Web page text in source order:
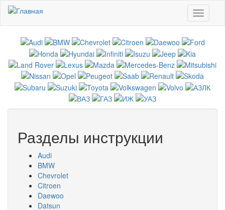
Перейти к основному содержанию
Toggle
Разделы инструкции
Audi
BMW
Chevrolet
Citroen
Daewoo
Datsun